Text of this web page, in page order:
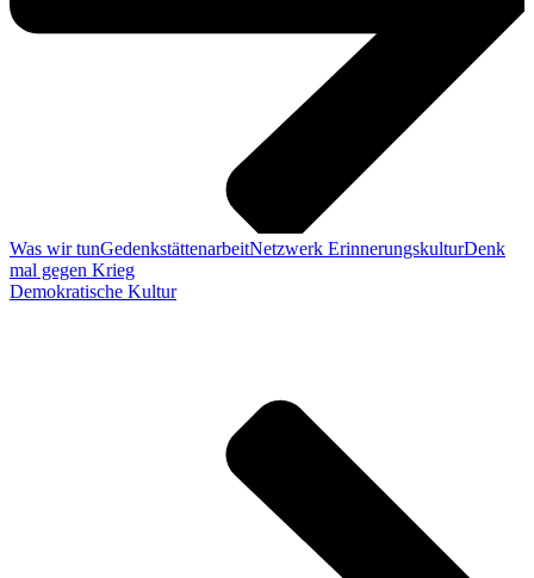
Was wir tunGedenkstättenarbeitNetzwerk ErinnerungskulturDenk
mal gegen Krieg
Demokratische Kultur